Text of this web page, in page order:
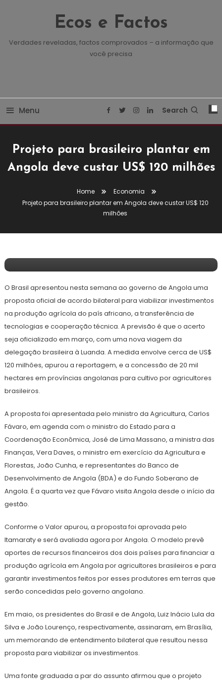
Ecos e Factos
Verdades reveladas, factos comprovados – a informação que
você precisa
Menu Search
Projeto para brasileiro plantar em
Angola deve custar US$ 120 milhões
Home
Economia
Projeto para brasileiro plantar em Angola deve custar US$ 120
milhões
Economia
O Brasil apresentou nesta semana ao governo de Angola uma
proposta oficial de acordo bilateral para viabilizar investimentos
na produção agrícola do país africano, a transferência de
tecnologias e cooperação técnica. A previsão é que o acerto
seja oficializado em março, com uma nova viagem da
delegação brasileira à Luanda. A medida envolve cerca de US$
120 milhões, apurou a reportagem, e a concessão de 20 mil
hectares em províncias angolanas para cultivo por agricultores
brasileiros.
A proposta foi apresentada pelo ministro da Agricultura, Carlos
Fávaro, em agenda com o ministro do Estado para a
Coordenação Econômica, José de Lima Massano, a ministra das
Finanças, Vera Daves, o ministro em exercício da Agricultura e
Florestas, João Cunha, e representantes do Banco de
Desenvolvimento de Angola (BDA) e do Fundo Soberano de
Angola. É a quarta vez que Fávaro visita Angola desde o início da
gestão.
Conforme o Valor apurou, a proposta foi aprovada pelo
Itamaraty e será avaliada agora por Angola. O modelo prevê
aportes de recursos financeiros dos dois países para financiar a
produção agrícola em Angola por agricultores brasileiros e para
garantir investimentos feitos por esses produtores em terras que
serão concedidas pelo governo angolano.
Em maio, os presidentes do Brasil e de Angola, Luiz Inácio Lula da
Silva e João Lourenço, respectivamente, assinaram, em Brasília,
um memorando de entendimento bilateral que resultou nessa
proposta para viabilizar os investimentos.
Uma fonte graduada a par do assunto afirmou que o projeto